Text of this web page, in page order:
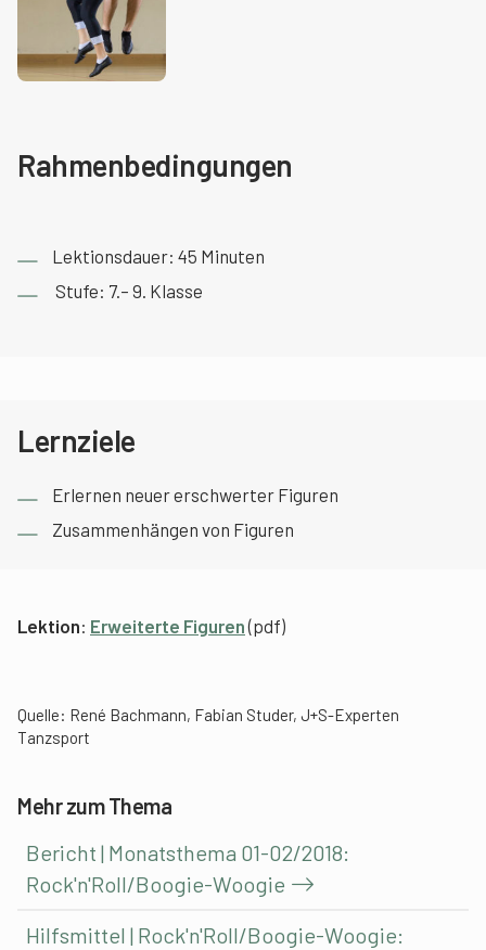
Rahmenbedingungen
Lektionsdauer: 45 Minuten
Stufe: 7.– 9. Klasse
Lernziele
Erlernen neuer erschwerter Figuren
Zusammenhängen von Figuren
Lektion: Erweiterte Figuren(pdf)
Quelle: René Bachmann, Fabian Studer, J+S-Experten
Tanzsport
Mehr zum Thema
Bericht | Monatsthema 01-02/2018:
Rock'n'Roll/Boogie-Woogie
Hilfsmittel | Rock'n'Roll/Boogie-Woogie: